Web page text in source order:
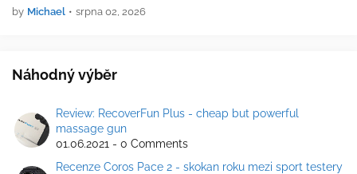
by Michael • srpna 02, 2026
Náhodný výběr
Review: RecoverFun Plus - cheap but powerful
massage gun
01.06.2021 - 0 Comments
Recenze Coros Pace 2 - skokan roku mezi sport testery